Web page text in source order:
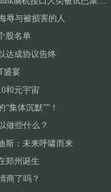
辱与被损害的人
股名单
达成协议告终
盛宴
和元宇宙
集体沉默””！
做些什么？
斯：未来呼啸而来
郑州诞生
商了吗？